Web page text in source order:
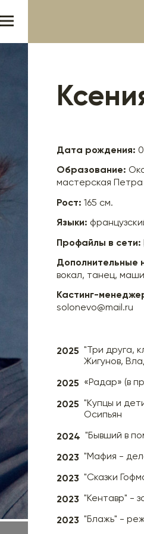
Дата рождения:
Образование:
мастерская Петра
Рост: 165 см.
Языки:
Профайлы в сети:
Дополнительные
вокал, танец,
Кастинг-
solonevo@mail.ru
2025 "Три друга,
Жигунов,
2025 «Радар» (в
2025 "Купцы и
Осипьян
2024 "Бывший в
2023 "Мафия -
2023 "Сказки
2023 "Кентавр" -
2023 "Блажь" -